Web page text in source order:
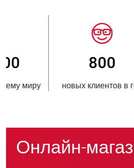
новых клиентов в год
Онлайн-